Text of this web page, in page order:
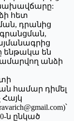
հետ
դրանից
ենթակա են
անձի
համար դիմել
ն ընկած